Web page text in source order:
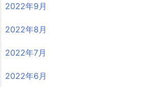
2022年9月
2022年8月
2022年7月
2022年6月